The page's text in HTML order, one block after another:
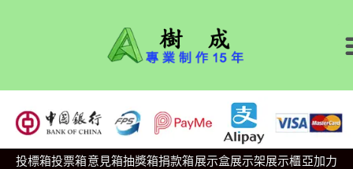
投標箱投票箱意見箱抽獎箱捐款箱展示盒展示架展示櫃亞加力